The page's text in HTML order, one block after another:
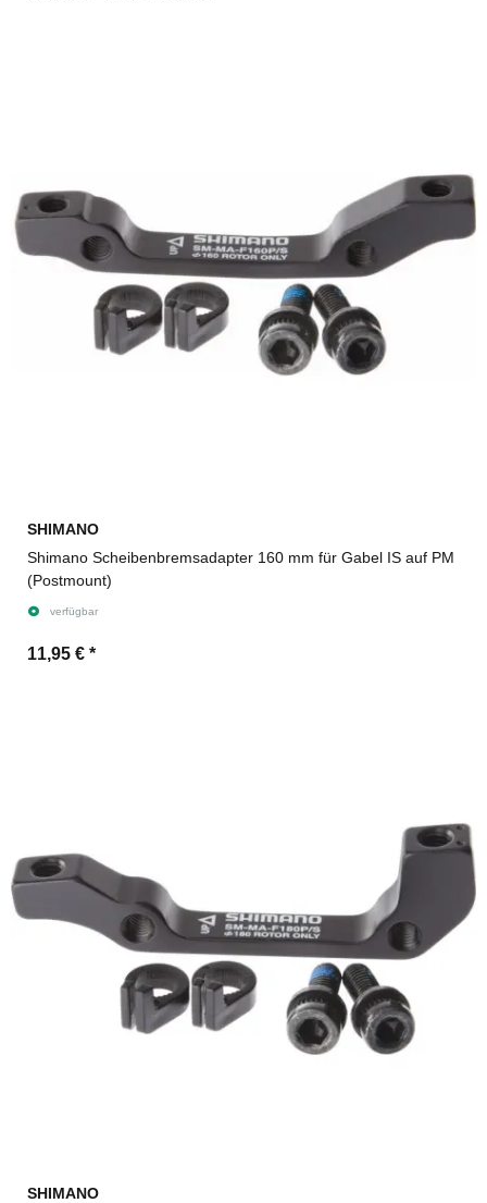
SHIMANO
Shimano Scheibenbremsadapter 160 mm für Gabel IS auf PM
(Postmount)
verfügbar
11,95 € *
SHIMANO